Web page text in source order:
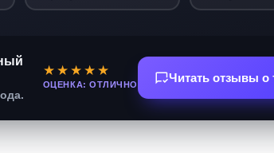
★★★★★
ОЦЕНКА: ОТЛИЧНО Читать отзывы о